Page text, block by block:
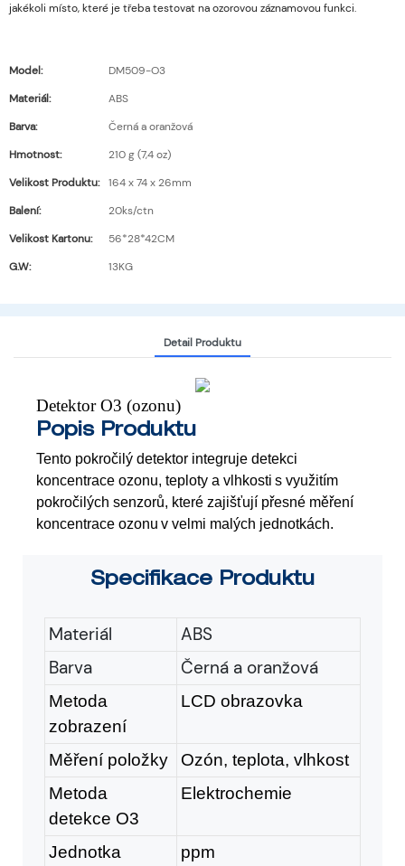
jakékoli místo, které je třeba testovat na ozorovou záznamovou funkci.
Model:
DM509-O3
Materiál:
ABS
Barva:
Černá a oranžová
Hmotnost:
210 g (7,4 oz)
Velikost Produktu:
164 x 74 x 26mm
Balení:
20ks/ctn
Velikost Kartonu:
56*28*42CM
G.W:
13KG
Detail Produktu
Detektor O3 (ozonu)
Popis Produktu
Tento pokročilý detektor integruje detekci
koncentrace ozonu, teploty a vlhkosti s využitím
pokročilých senzorů, které zajišťují přesné měření
koncentrace ozonu v velmi malých jednotkách.
Specifikace Produktu
Materiál
ABS
Barva
Černá a oranžová
Metoda
zobrazení
LCD obrazovka
Měření položky
Ozón, teplota, vlhkost
Metoda
detekce O3
Elektrochemie
Jednotka
ppm